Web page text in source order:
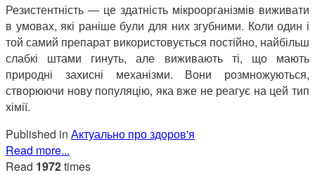
Резистентність — це здатність мікроорганізмів виживати
в умовах, які раніше були для них згубними. Коли один і
той самий препарат використовується постійно, найбільш
слабкі штами гинуть, але виживають ті, що мають
природні захисні механізми. Вони розмножуються,
створюючи нову популяцію, яка вже не реагує на цей тип
хімії.
Published in Актуально про здоров'я
Read more...
Read 1972times